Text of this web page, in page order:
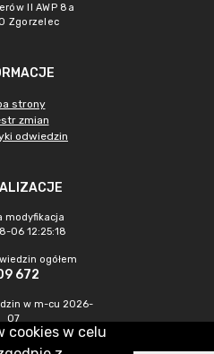
II AWP 8a
Zgorzelec
strony
zmian
odwiedzin
modyfikacja
06 12:25:18
ogółem
672
w m-cu 2026-
07
370
cookies w celu